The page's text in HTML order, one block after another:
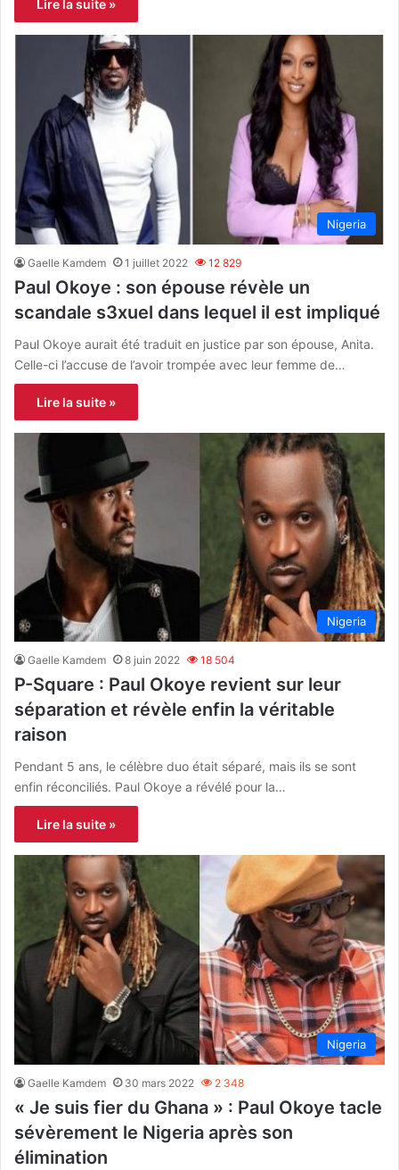
Lire la suite »
Nigeria
Gaelle Kamdem 1 juillet 2022 12 829
Paul Okoye : son épouse révèle un
scandale s3xuel dans lequel il est impliqué
Paul Okoye aurait été traduit en justice par son épouse, Anita.
Celle-ci l’accuse de l’avoir trompée avec leur femme de…
Lire la suite »
Nigeria
Gaelle Kamdem 8 juin 2022 18 504
P-Square : Paul Okoye revient sur leur
séparation et révèle enfin la véritable
raison
Pendant 5 ans, le célèbre duo était séparé, mais ils se sont
enfin réconciliés. Paul Okoye a révélé pour la…
Lire la suite »
Nigeria
Gaelle Kamdem 30 mars 2022 2 348
« Je suis fier du Ghana » : Paul Okoye tacle
sévèrement le Nigeria après son
élimination